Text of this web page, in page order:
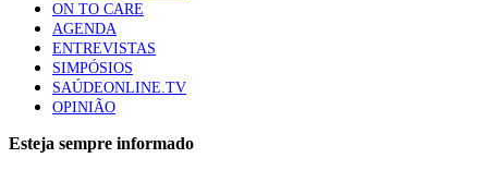
Trodelvy aprovado para primeira linha no cancro da
mama triplo negativo metastático em doentes não
elegíveis para inibidores PD-(L)1
61 visualizações
MAIS NOTÍCIAS
ON TO CARE
AGENDA
ENTREVISTAS
SIMPÓSIOS
SAÚDEONLINE.TV
OPINIÃO
Esteja sempre informado